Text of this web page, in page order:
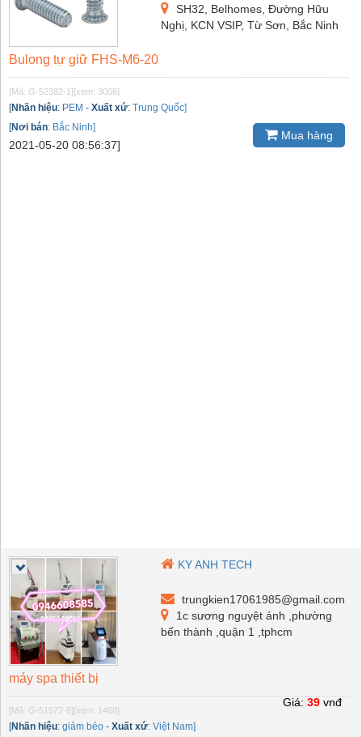
SH32, Belhomes, Đường Hữu
Nghị, KCN VSIP, Từ Sơn, Bắc Ninh
Bulong tự giữ FHS-M6-20
[Mã: G-52382-1][xem: 3008]
[Nhãn hiệu: PEM - Xuất xứ: Trung Quốc]
[Nơi bán: Bắc Ninh]
2021-05-20 08:56:37]
Mua hàng
KY ANH TECH
trungkien17061985@gmail.com
1c sương nguyệt ánh ,phường
bến thành ,quận 1 ,tphcm
máy spa thiết bị
[Mã: G-51572-8][xem: 1468]
[Nhãn hiệu: giảm béo - Xuất xứ: Việt Nam]
Giá: 39 vnđ